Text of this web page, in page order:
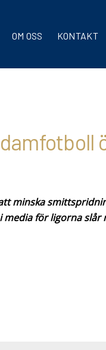
OM OSS KONTAKT
minska
för ligorna slår